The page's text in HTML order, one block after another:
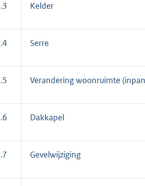
Kelder
Serre
Verandering woonruimte
Dakkapel
Gevelwijziging